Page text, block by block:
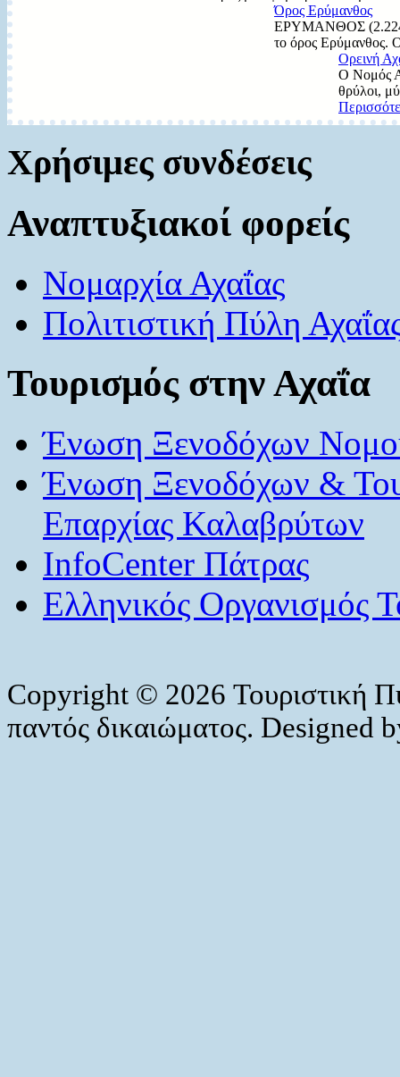
Όρος Ερύμανθος
ΕΡΥΜΑΝΘΟΣ (2.224
το όρος Ερύμανθος.
Ορεινή
Ο Νομός
θρύλοι,
Χρήσιμες συνδέσεις
Αναπτυξιακοί φορείς
Νομαρχία Αχαΐας
Πολιτιστική Πύλη
Τουρισμός στην Αχαΐα
Ένωση Ξενοδόχων
Ένωση Ξενοδόχων &
Επαρχίας Καλαβρύτων
InfoCenter Πάτρας
Ελληνικός Οργανισμός
Copyright © 2026 Τουριστική
παντός δικαιώματος. Designed